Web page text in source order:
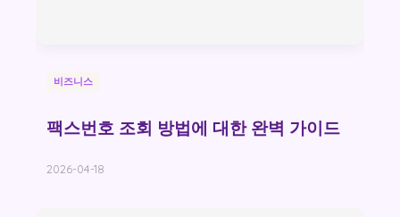
비즈니스
팩스번호 조회 방법에 대한 완벽 가이드
2026-04-18